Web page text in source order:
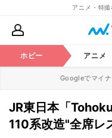
アニメ・特
ホビー アニメ
Googleでマイ
JR東日本「
110系改造"全席レ